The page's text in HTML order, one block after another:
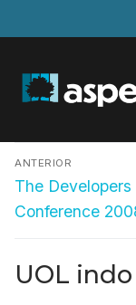
para
conteúdo
de
Post
ANTERIOR
Post
anterior:
The Developers
Conference
UOL